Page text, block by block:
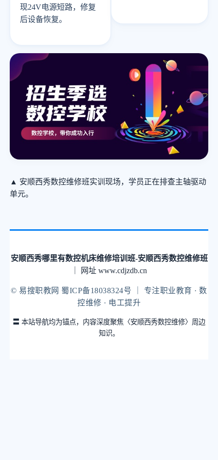
现24V电源短路，修复
后设备恢复。
▲ 安顺西秀数控维修班实训现场，学员正在排查主轴驱动
单元。
安顺西秀哪里有数控机床维修培训班-安顺西秀数控维修班
｜ 网址 www.cdjzdb.cn
© 易搜职教网 蜀ICP备18038324号 ｜ 专注职业教育 · 数
控维修 · 电工提升
〓 本站导航均为锚点，内容深度聚焦〈安顺西秀数控维修〉周边
知识。